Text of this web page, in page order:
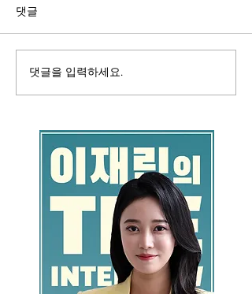
댓글
댓글을 입력하세요.